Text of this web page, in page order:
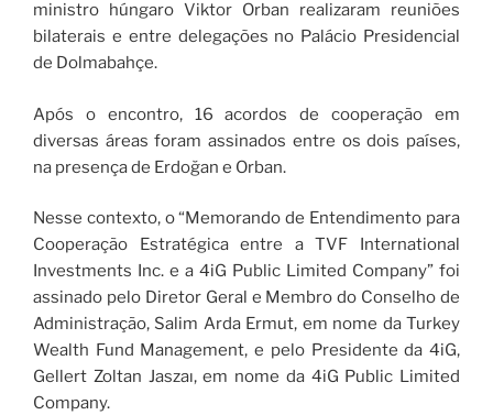
ministro húngaro Viktor Orban realizaram reuniões
bilaterais e entre delegações no Palácio Presidencial
de Dolmabahçe.
Após o encontro, 16 acordos de cooperação em
diversas áreas foram assinados entre os dois países,
na presença de Erdoğan e Orban.
Nesse contexto, o “Memorando de Entendimento para
Cooperação Estratégica entre a TVF International
Investments Inc. e a 4iG Public Limited Company” foi
assinado pelo Diretor Geral e Membro do Conselho de
Administração, Salim Arda Ermut, em nome da Turkey
Wealth Fund Management, e pelo Presidente da 4iG,
Gellert Zoltan Jaszaı, em nome da 4iG Public Limited
Company.